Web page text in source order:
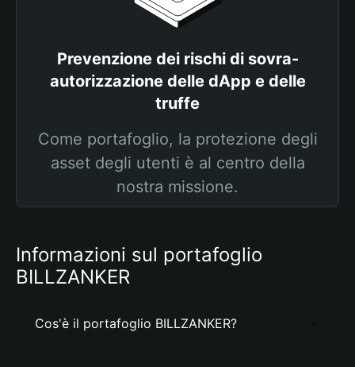
Prevenzione dei rischi di sovra-
autorizzazione delle dApp e delle
truffe
Come portafoglio, la protezione degli
asset degli utenti è al centro della
nostra missione.
Informazioni sul portafoglio
BILLZANKER
Cos'è il portafoglio BILLZANKER?